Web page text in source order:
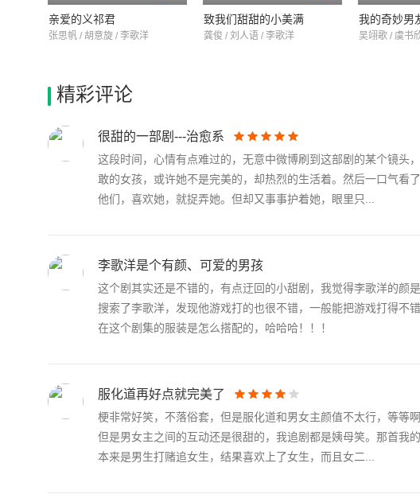
亲爱的义祁君
张思帆 / 胡意旋 / 李歌洋
致我们甜甜的小美满
龚俊 / 刘人语 / 李歌洋
我的奇妙男
吴翊歌 / 虞书
精彩评论
很甜的一部剧---治愈系
这段时间，心情有点难过的，无意中微博刷到这部剧的某个镜头
敢的女孩，或许她不是完美的，却热烈的生活着。然后一口气看
他们，喜欢她，就捉弄她。但却又事事护着她，眼里只...
李歌洋是个有颜、可爱的男孩
这个剧其实还是不错的，有点迂回的小甜剧，我觉得李歌洋的颜
搜索了李歌洋，发现他游戏打的也很不错，一般能把游戏打得不
在这个剧集的服装是怎么搭配的，哈哈哈！！！
服化道再好点就完美了
梗非常好笑，不落俗套，但是服化道和男女主颜值不太行，等等
但是男女主之间的互动还是很甜的，我追剧都是姨母笑。那首我
本来是男生打赌追女生，结果喜欢上了女生，而且女二...